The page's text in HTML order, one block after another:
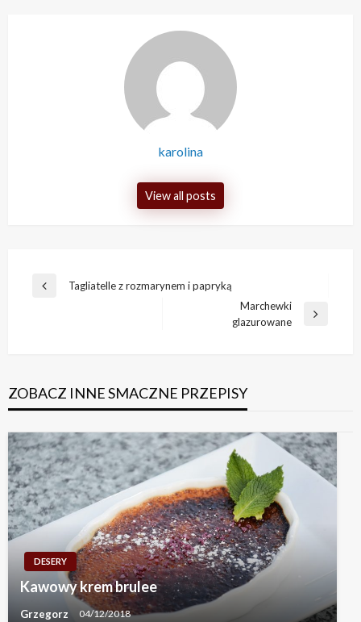
karolina
View all posts
Nawigacja
Previous
Tagliatelle z rozmarynem i papryką
Marchewki
glazurowane
ZOBACZ INNE SMACZNE PRZEPISY
DESERY
Kawowy krem brulee
Grzegorz 04/12/2018